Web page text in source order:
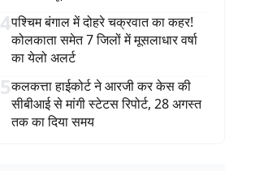
4पश्चिम बंगाल में दोहरे चक्रवात का कहर!
कोलकाता समेत 7 जिलों में मूसलाधार वर्षा
का येलो अलर्ट
5कलकत्ता हाईकोर्ट ने आरजी कर केस की
सीबीआई से मांगी स्टेटस रिपोर्ट, 28 अगस्त
तक का दिया समय